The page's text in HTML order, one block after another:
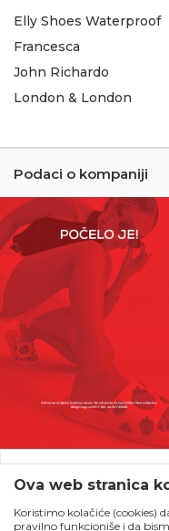
SVE UPOLA CIJENE!
Čekanju je kraj!
Počela je omiljena
Elly Shoes Waterproof
Francesca
John Richardo
London & London
Podaci o kompaniji
Informacije
Korisnički servis
Newsletter
Budite u toku sa
Zapratite nas
Ova web stranica
Koristimo kolačiće (cookies)
pravilno funkcioniše i da